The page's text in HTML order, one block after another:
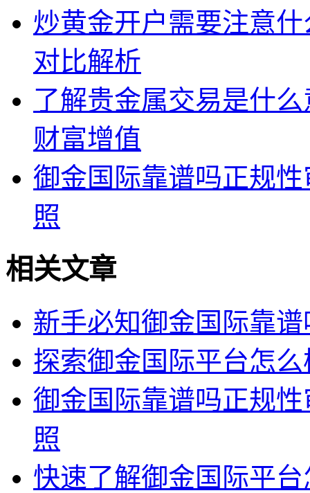
炒黄金开户需要注意
对比解析
了解贵金属交易是什
财富增值
御金国际靠谱吗正规
照
相关文章
新手必知御金国际靠
探索御金国际平台怎
御金国际靠谱吗正规
照
快速了解御金国际平